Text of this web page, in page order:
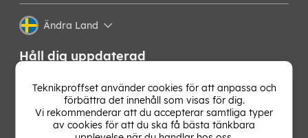
Ändra Land
Håll dig uppdaterad
Få de senaste nyheterna, hetaste erbjudandena och
bästa tipsen från oss direkt i din mejlkorg. Signa upp på
vårt nyhetsbrev!
Teknikproffset använder cookies för att anpassa och
förbättra det innehåll som visas för dig.
Vi rekommenderar att du accepterar samtliga typer
av cookies för att du ska få bästa tänkbara